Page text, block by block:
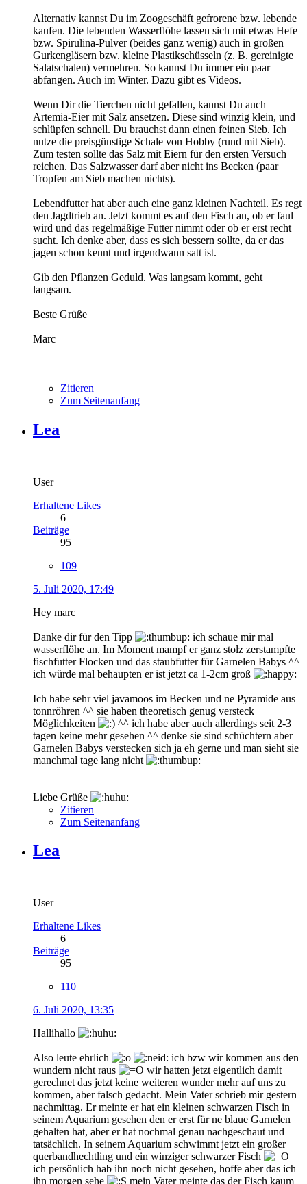
Alternativ kannst Du im Zoogeschäft gefrorene bzw. lebende
kaufen. Die lebenden Wasserflöhe lassen sich mit etwas Hefe
bzw. Spirulina-Pulver (beides ganz wenig) auch in großen
Gurkengläsern bzw. kleine Plastikschüsseln (z. B. gereinigte
Salatschalen) vermehren. So kannst Du immer ein paar
abfangen. Auch im Winter. Dazu gibt es Videos.
Wenn Dir die Tierchen nicht gefallen, kannst Du auch
Artemia-Eier mit Salz ansetzen. Diese sind winzig klein, und
schlüpfen schnell. Du brauchst dann einen feinen Sieb. Ich
nutze die preisgünstige Schale von Hobby (rund mit Sieb).
Zum testen sollte das Salz mit Eiern für den ersten Versuch
reichen. Das Salzwasser darf aber nicht ins Becken (paar
Tropfen am Sieb machen nichts).
Lebendfutter hat aber auch eine ganz kleinen Nachteil. Es regt
den Jagdtrieb an. Jetzt kommt es auf den Fisch an, ob er faul
wird und das regelmäßige Futter nimmt oder ob er erst recht
sucht. Ich denke aber, dass es sich bessern sollte, da er das
jagen schon kennt und irgendwann satt ist.
Gib den Pflanzen Geduld. Was langsam kommt, geht
langsam.
Beste Grüße
Marc
Zitieren
Zum Seitenanfang
Lea
User
Erhaltene Likes
6
Beiträge
95
109
5. Juli 2020, 17:49
Hey marc
Danke dir für den Tipp
ich schaue mir mal
wasserflöhe an. Im Moment mampf er ganz stolz zerstampfte
fischfutter Flocken und das staubfutter für Garnelen Babys ^^
ich würde mal behaupten er ist jetzt ca 1-2cm groß
Ich habe sehr viel javamoos im Becken und ne Pyramide aus
tonnröhren ^^ sie haben theoretisch genug versteck
Möglichkeiten
^^ ich habe aber auch allerdings seit 2-3
tagen keine mehr gesehen ^^ denke sie sind schüchtern aber
Garnelen Babys verstecken sich ja eh gerne und man sieht sie
manchmal tage lang nicht
Liebe Grüße
Zitieren
Zum Seitenanfang
Lea
User
Erhaltene Likes
6
Beiträge
95
110
6. Juli 2020, 13:35
Hallihallo
Also leute ehrlich
ich bzw wir kommen aus den
wundern nicht raus
wir hatten jetzt eigentlich damit
gerechnet das jetzt keine weiteren wunder mehr auf uns zu
kommen, aber falsch gedacht. Mein Vater schrieb mir gestern
nachmittag. Er meinte er hat ein kleinen schwarzen Fisch in
seinem Aquarium gesehen den er erst für ne blaue Garnelen
gehalten hat, aber er hat nochmal genau nachgeschaut und
tatsächlich. In seinem Aquarium schwimmt jetzt ein großer
querbandhechtling und ein winziger schwarzer Fisch
ich persönlich hab ihn noch nicht gesehen, hoffe aber das ich
ihn morgen sehe
mein Vater meinte das der Fisch kaum